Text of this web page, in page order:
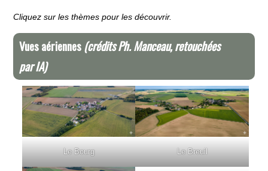
Cliquez sur les thèmes pour les découvrir.
Vues aériennes(crédits Ph. Manceau, retouchées
par IA)
Le Bourg Le Breuil